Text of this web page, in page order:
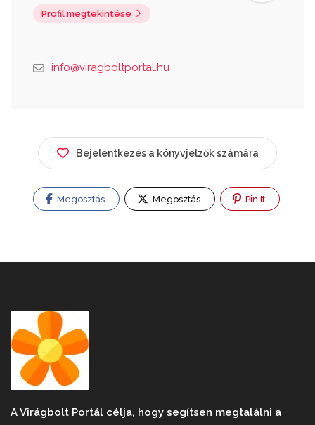
Profil megtekintése
info@viragboltportal.hu
Bejelentkezés a könyvjelzők számára
Megosztás Megosztás Pin It
A Virágbolt Portál célja, hogy segítsen megtalálni a